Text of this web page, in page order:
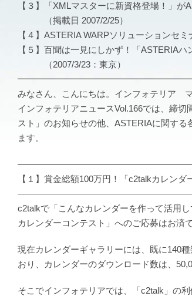
【３】「XMLマスターに新資格登場！」が
（掲載日 2007/2/25）
【４】ASTERIA WARPソリューションセミ
【５】百聞は一見にしかず！「ASTERIAハ
（2007/3/23：東京）
みなさん、こんにちは。インフォテリア マ
インフォテリアニュースVol.166では、締切
スト」のお知らせの他、ASTERIAに関す
ます。
【１】賞金総額100万円！「c2talkカレンダ
c2talkで「こんなカレンダーを作って活用
カレンダーコンテスト」へのご応募はお済
現在カレンダーギャラリーには、既に140
おり、カレンダーのダウンロード数は、
そこでインフォテリアでは、「c2talk」の